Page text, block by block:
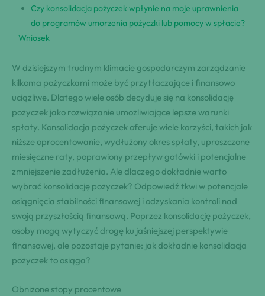
Czy konsolidacja pożyczek wpłynie na moje uprawnienia
do programów umorzenia pożyczki lub pomocy w spłacie?
Wniosek
W dzisiejszym trudnym klimacie gospodarczym zarządzanie
kilkoma pożyczkami może być przytłaczające i finansowo
uciążliwe. Dlatego wiele osób decyduje się na konsolidację
pożyczek jako rozwiązanie umożliwiające lepsze warunki
spłaty. Konsolidacja pożyczek oferuje wiele korzyści, takich jak
niższe oprocentowanie, wydłużony okres spłaty, uproszczone
miesięczne raty, poprawiony przepływ gotówki i potencjalne
zmniejszenie zadłużenia. Ale dlaczego dokładnie warto
wybrać konsolidację pożyczek? Odpowiedź tkwi w potencjale
osiągnięcia stabilności finansowej i odzyskania kontroli nad
swoją przyszłością finansową. Poprzez konsolidację pożyczek,
osoby mogą wytyczyć drogę ku jaśniejszej perspektywie
finansowej, ale pozostaje pytanie: jak dokładnie konsolidacja
pożyczek to osiąga?
Obniżone stopy procentowe